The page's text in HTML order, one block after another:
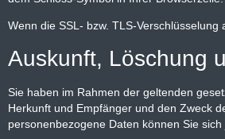
Wenn die SSL- bzw. TLS-
Auskunft, Löschung
Sie haben im Rahmen der geltenden
Herkunft und Empfänger und den Zweck
personenbezogene Daten können Sie sich